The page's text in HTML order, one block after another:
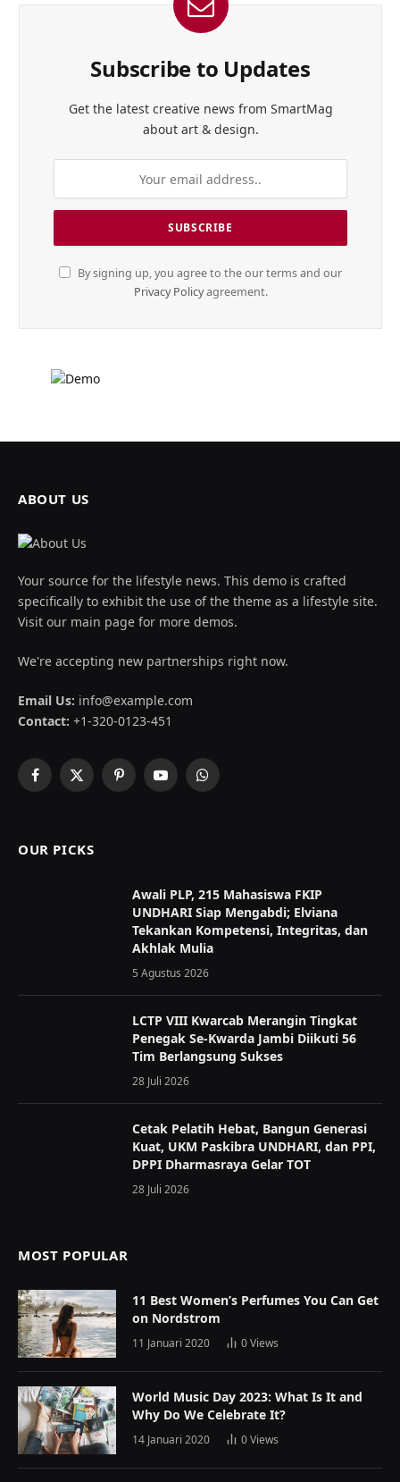
Subscribe to Updates
Get the latest creative news from SmartMag
about art & design.
By signing up, you agree to the our terms and our
Privacy Policyagreement.
ABOUT US
Your source for the lifestyle news. This demo is crafted
specifically to exhibit the use of the theme as a lifestyle site.
Visit our main page for more demos.
We're accepting new partnerships right now.
Email Us: info@example.com
Contact: +1-320-0123-451
Facebook
X
PinterestYouTubeWhatsApp
OUR PICKS
Awali PLP, 215 Mahasiswa FKIP
UNDHARI Siap Mengabdi; Elviana
Tekankan Kompetensi, Integritas, dan
Akhlak Mulia
5 Agustus 2026
LCTP VIII Kwarcab Merangin Tingkat
Penegak Se-Kwarda Jambi Diikuti 56
Tim Berlangsung Sukses
28 Juli 2026
Cetak Pelatih Hebat, Bangun Generasi
Kuat, UKM Paskibra UNDHARI, dan PPI,
DPPI Dharmasraya Gelar TOT
28 Juli 2026
MOST POPULAR
11 Best Women’s Perfumes You Can Get
on Nordstrom
11 Januari 2020 0Views
World Music Day 2023: What Is It and
Why Do We Celebrate It?
14 Januari 2020 0Views